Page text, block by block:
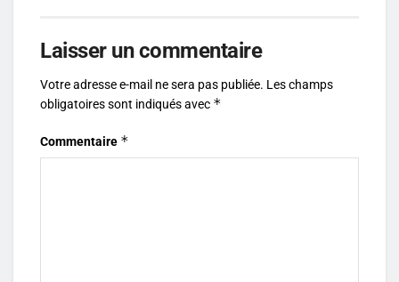
Laisser un commentaire
Votre adresse e-mail ne sera pas publiée. Les champs
obligatoires sont indiqués avec *
Commentaire *